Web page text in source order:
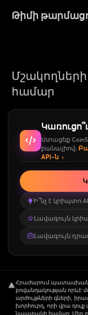
Կ
Թիմի
համար
Ստացեք
բանալիով։
API-ն
Ի՞նչ է կրիպտո
Լավագույն
Լավագույն
Հրաժարում
բովանդակության որևէ
արժույթների գների,
խորհուրդ, որի վրա
նպատակի համար: Մեր